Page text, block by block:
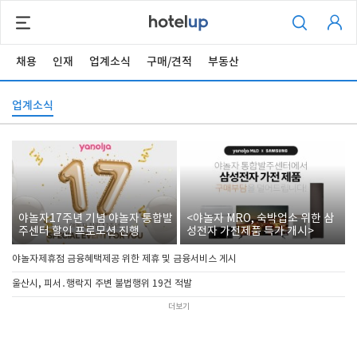
채용 인재 업계소식 구매/견적 부동산
업계소식
야놀자17주년 기념 야놀자 통합발
주센터 할인 프로모션 진행
<야놀자 MRO, 숙박업소 위한 삼
성전자 가전제품 특가 개시>
야놀자제휴점 금융혜택제공 위한 제휴 및 금융서비스 게시
울산시, 피서․행락지 주변 불법행위 19건 적발
더보기